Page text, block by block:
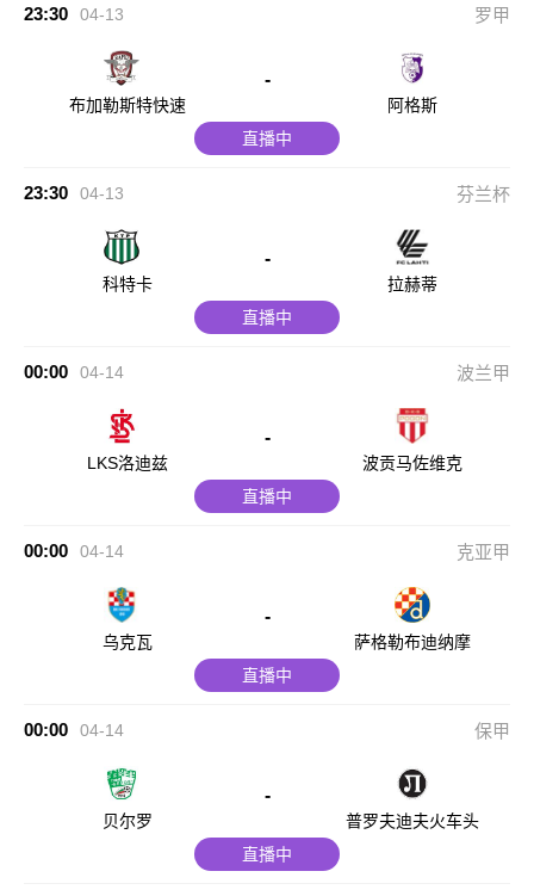
23:30 04-13 罗甲
布加勒斯特快速
-
阿格斯
直播中
23:30 04-13 芬兰杯
科特卡
-
拉赫蒂
直播中
00:00 04-14 波兰甲
LKS洛迪兹
-
波贡马佐维克
直播中
00:00 04-14 克亚甲
乌克瓦
-
萨格勒布迪纳摩
直播中
00:00 04-14 保甲
贝尔罗
-
普罗夫迪夫火车头
直播中